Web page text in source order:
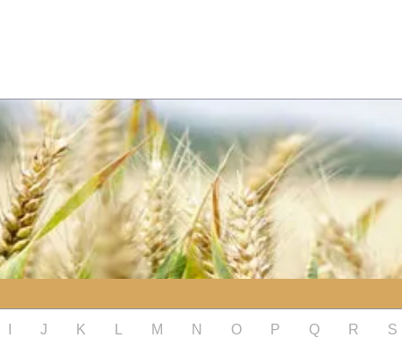
J K M N O P Q R S